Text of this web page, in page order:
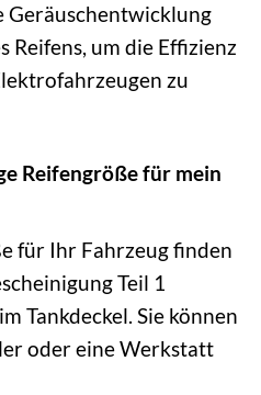
Geräuschentwicklung
Reifens, um die Effizienz
zu
Reifengröße für mein
für Ihr Fahrzeug finden
Teil 1
Tankdeckel. Sie können
oder eine Werkstatt